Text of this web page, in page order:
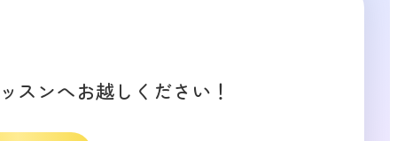
スンへお越しください！